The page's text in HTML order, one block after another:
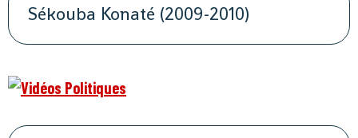
Sékouba Konaté (2009-2010)